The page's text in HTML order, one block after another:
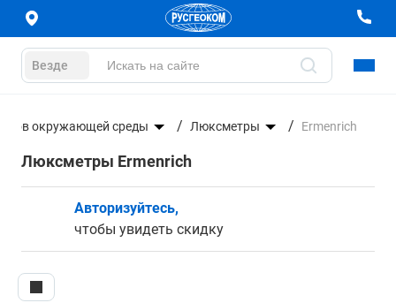
Везде
окружающей среды Люксметры Ermenrich
Люксметры Ermenrich
Авторизуйтесь,
чтобы увидеть скидку